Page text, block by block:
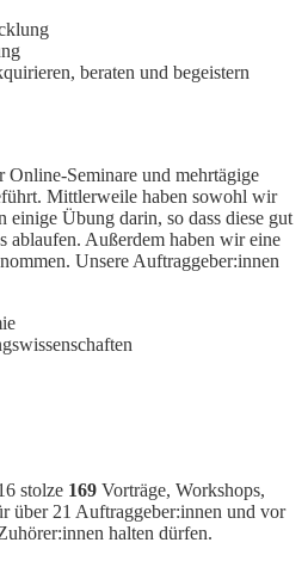
beraten und begeistern
Online-Seminare und mehrtägige
Mittlerweile haben sowohl wir
einige Übung darin, so dass diese gut
ablaufen. Außerdem haben wir eine
Unsere Auftraggeber:innen
stolze 169 Vorträge, Workshops,
über 21 Auftraggeber:innen und vor
halten dürfen.